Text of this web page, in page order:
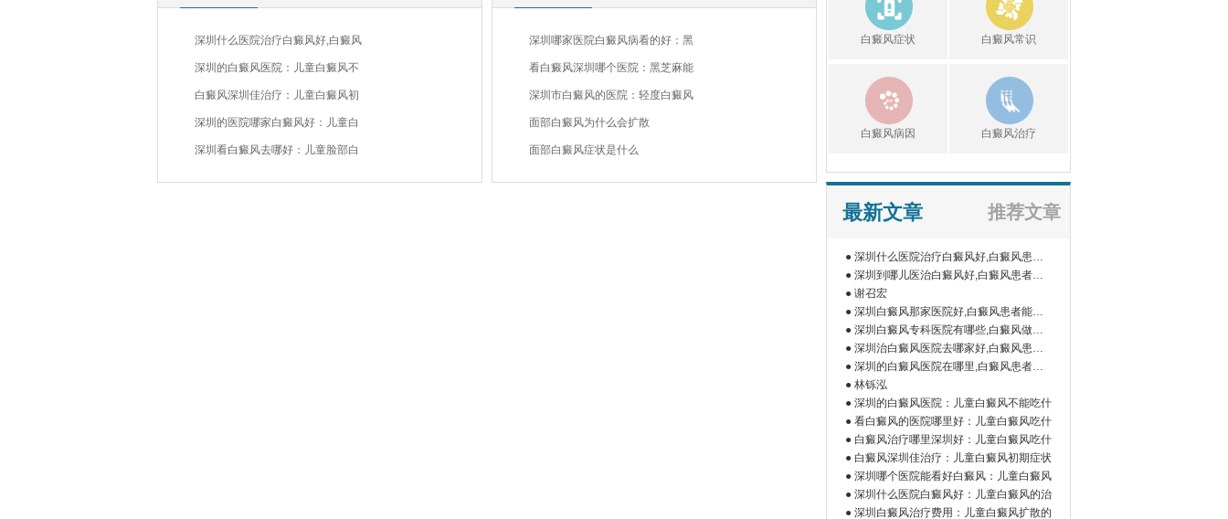
深圳什么医院治疗白癜风好,白癜风
深圳的白癜风医院：儿童白癜风不
白癜风深圳佳治疗：儿童白癜风初
深圳的医院哪家白癜风好：儿童白
深圳看白癜风去哪好：儿童脸部白
深圳哪家医院白癜风病看的好：黑
看白癜风深圳哪个医院：黑芝麻能
深圳市白癜风的医院：轻度白癜风
面部白癜风为什么会扩散
面部白癜风症状是什么
白癜风症状 白癜风常识
白癜风病因 白癜风治疗
最新文章 推荐文章
● 深圳什么医院治疗白癜风好,白癜风患者
如
● 深圳到哪儿医治白癜风好,白癜风患者为
什● 谢召宏
● 深圳白癜风那家医院好,白癜风患者能吃
橘
● 深圳白癜风专科医院有哪些,白癜风做伍
德
● 深圳治白癜风医院去哪家好,白癜风患者
为
● 深圳的白癜风医院在哪里,白癜风患者做
微● 林铄泓
● 深圳的白癜风医院：儿童白癜风不能吃什
● 看白癜风的医院哪里好：儿童白癜风吃什
● 白癜风治疗哪里深圳好：儿童白癜风吃什
● 白癜风深圳佳治疗：儿童白癜风初期症状
● 深圳哪个医院能看好白癜风：儿童白癜风
● 深圳什么医院白癜风好：儿童白癜风的治
● 深圳白癜风治疗费用：儿童白癜风扩散的